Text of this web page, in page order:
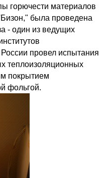
горючести материалов
была проведена
- один из ведущих
провел испытания
теплоизоляционных
покрытием
фольгой.